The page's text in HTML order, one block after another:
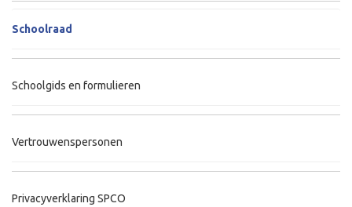
Schoolraad
Schoolgids en formulieren
Vertrouwenspersonen
Privacyverklaring SPCO